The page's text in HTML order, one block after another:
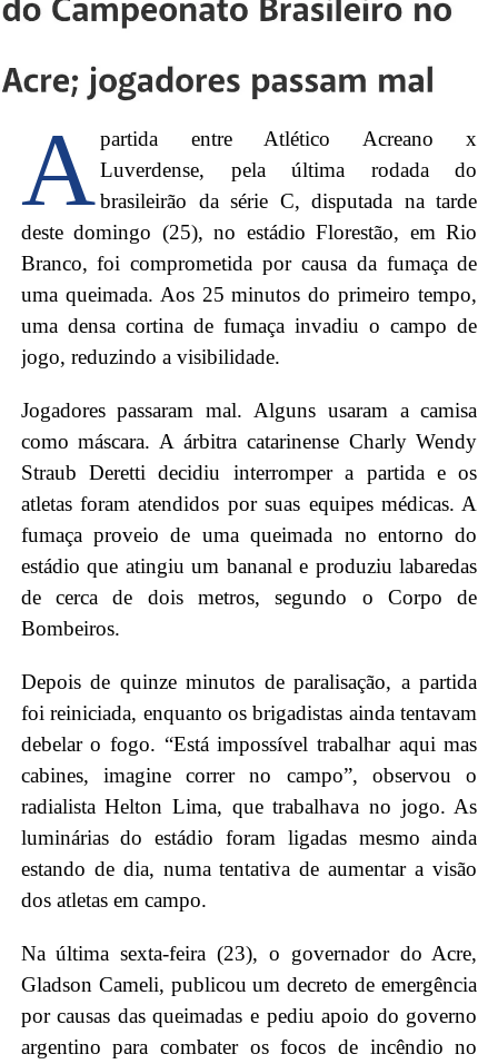
A partida entre Atlético Acreano x
Luverdense, pela última rodada do
brasileirão da série C, disputada na tarde
deste domingo (25), no estádio Florestão, em Rio
Branco, foi comprometida por causa da fumaça de
uma queimada. Aos 25 minutos do primeiro tempo,
uma densa cortina de fumaça invadiu o campo de
jogo, reduzindo a visibilidade.
Jogadores passaram mal. Alguns usaram a camisa
como máscara. A árbitra catarinense Charly Wendy
Straub Deretti decidiu interromper a partida e os
atletas foram atendidos por suas equipes médicas. A
fumaça proveio de uma queimada no entorno do
estádio que atingiu um bananal e produziu labaredas
de cerca de dois metros, segundo o Corpo de
Bombeiros.
Depois de quinze minutos de paralisação, a partida
foi reiniciada, enquanto os brigadistas ainda tentavam
debelar o fogo. “Está impossível trabalhar aqui mas
cabines, imagine correr no campo”, observou o
radialista Helton Lima, que trabalhava no jogo. As
luminárias do estádio foram ligadas mesmo ainda
estando de dia, numa tentativa de aumentar a visão
dos atletas em campo.
Na última sexta-feira (23), o governador do Acre,
Gladson Cameli, publicou um decreto de emergência
por causas das queimadas e pediu apoio do governo
argentino para combater os focos de incêndio no